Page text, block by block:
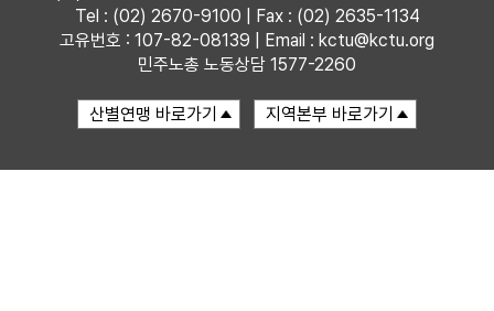
Tel : (02) 2670-9100 | Fax : (02) 2635-1134
고유번호 : 107-82-08139 | Email : kctu@kctu.org
민주노총 노동상담 1577-2260